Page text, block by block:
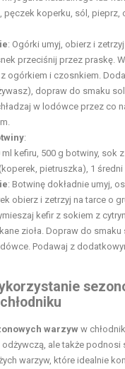
pęczek koperku, sól, pieprz,
: Ogórki umyj, obierz i
przeciśnij przez praskę.
ogórkiem i czosnkiem.
dopraw do smaku
w lodówce przez co
:
ml kefiru, 500 g botwiny, sok
pietruszka), 1 średni
: Botwinę dokładnie umyj,
obierz i zetrzyj na tarce o
kefir z sokiem z
zioła. Dopraw do smaku
Podawaj z
warzyw w
ale także podnosi
warzyw, które idealnie